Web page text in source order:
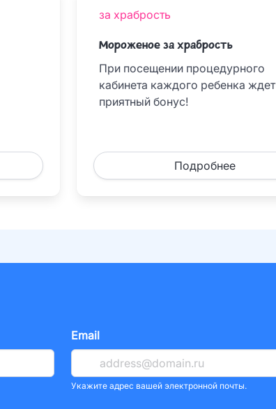
за храбрость
Мороженое за храбрость
При посещении процедурного
кабинета каждого ребенка ждет
приятный бонус!
Подробнее
Email
Укажите адрес вашей электронной почты.